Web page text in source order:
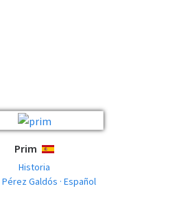
Prim ESPAÑOL
Historia
Galdós · Español